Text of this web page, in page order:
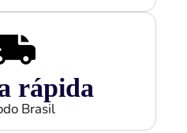
rápida
Brasil